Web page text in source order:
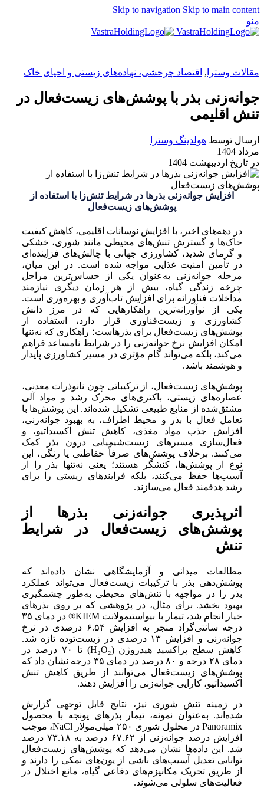
Skip to navigation Skip to main content
منو
مقالات وسترا , اقتصاد چرخشی، نهاده‌های زیستی و احیای خاک
جوانه‌زنی بذر با پوشش‌های زیست‌فعال در
تنش اقلیمی
ارسال توسط هولدینگ وسترا
مرداد 1404
در تاریخ اردیبهشت 1404
افزایش جوانه‌زنی بذرها در شرایط تنش‌زا با استفاده از
پوشش‌های زیست‌فعال
در دهه‌های اخیر، با افزایش نوسانات اقلیمی، کاهش کیفیت
خاک‌ها و گسترش تنش‌های محیطی مانند شوری، خشکی
و گرمای شدید، کشاورزی جهانی با چالش‌های فزاینده‌ای
در تأمین امنیت غذایی مواجه شده است. در این میان،
مرحله جوانه‌زنی به‌عنوان یکی از حساس‌ترین مراحل
چرخه زندگی گیاه، بیش از هر زمان دیگری نیازمند
مداخلات فناورانه برای افزایش تاب‌آوری و بهره‌وری است.
یکی از نوآورانه‌ترین راهکارهایی که در مرز دانش
کشاورزی و زیست‌فناوری قرار دارد، استفاده از
پوشش‌های زیست‌فعال برای بذرهاست؛ راهکاری که نه‌تنها
امکان افزایش نرخ جوانه‌زنی را در شرایط نامساعد فراهم
می‌کند، بلکه می‌تواند گام مؤثری در مسیر کشاورزی پایدار
و هوشمند باشد.
پوشش‌های زیست‌فعال، از ترکیباتی چون نانوذرات معدنی،
عصاره‌های زیستی، باکتری‌های محرک رشد و مواد آلی
مشتق‌شده از منابع طبیعی تشکیل شده‌اند. این پوشش‌ها با
تعامل فعال با بذر و محیط اطراف، به بهبود جوانه‌زنی،
افزایش جذب مواد مغذی، کاهش تنش اکسیداتیو، و
فعال‌سازی مسیرهای زیست‌شیمیایی درون بذر کمک
می‌کنند. برخلاف پوشش‌های صرفاً حفاظتی یا رنگی، این
نوع از پوشش‌ها، کنشگر هستند؛ یعنی نه‌تنها بذر را از
آسیب‌ها حفظ می‌کنند، بلکه فرایندهای زیستی را برای
رشد هدفمند فعال می‌سازند.
اثرپذیری جوانه‌زنی بذرها از
پوشش‌های زیست‌فعال در شرایط
تنش
مطالعات میدانی و آزمایشگاهی نشان داده‌اند که
پوشش‌دهی بذر با ترکیبات زیست‌فعال می‌تواند عملکرد
بذر را در مواجهه با تنش‌های محیطی به‌طور چشمگیری
بهبود بخشد. برای مثال، در پژوهشی که بر روی بذرهای
خیار انجام شد، تیمار با بیواستیمولانت KIEM® در دمای ۳۵
درجه سانتی‌گراد منجر به افزایش ۶.۵۴ درصدی در نرخ
جوانه‌زنی و افزایش ۱۳ درصدی در زیست‌توده تازه شد.
کاهش سطح پراکسید هیدروژن (H₂O₂) تا ۷۰ درصد در
دمای ۲۸ درجه و ۸۰ درصد در دمای ۳۵ درجه نشان داد که
پوشش‌های زیست‌فعال می‌توانند از طریق کاهش تنش
اکسیداتیو، کارایی جوانه‌زنی را افزایش دهند.
در زمینه تنش شوری نیز، نتایج قابل توجهی گزارش
شده‌اند. به‌عنوان نمونه، تیمار بذرهای یونجه با محصول
Panoramix در محلول شوری ۲۵۰ میلی‌مولار NaCl، موجب
افزایش درصد جوانه‌زنی از ۶۷.۶۲ درصد به ۷۳.۱۸ درصد
شد. این داده‌ها نشان می‌دهد که پوشش‌های زیست‌فعال
توانایی تعدیل آسیب‌های ناشی از یون‌های نمکی را دارند و
از طریق تحریک مکانیزم‌های دفاعی گیاه، مانع اختلال در
فعالیت‌های سلولی می‌شوند.